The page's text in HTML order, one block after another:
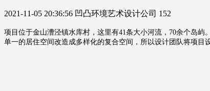
2021-11-05 20:36:56 凹凸环境艺术设计公司 152
项目位于金山漕泾镇水库村，这里有41条大小河流，70余个岛
单一的居住空间改造成多样化的复合空间，所以设计团队将项目设